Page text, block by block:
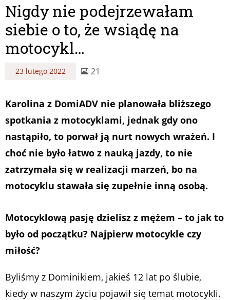
Nigdy nie podejrzewałam
siebie o to, że wsiądę na
motocykl…
23 lutego 2022 21
Karolina z DomiADV nie planowała bliższego
spotkania z motocyklami, jednak gdy ono
nastąpiło, to porwał ją nurt nowych wrażeń. I
choć nie było łatwo z nauką jazdy, to nie
zatrzymała się w realizacji marzeń, bo na
motocyklu stawała się zupełnie inną osobą.
Motocyklową pasję dzielisz z mężem – to jak to
było od początku? Najpierw motocykle czy
miłość?
Byliśmy z Dominikiem, jakieś 12 lat po ślubie,
kiedy w naszym życiu pojawił się temat motocykli.